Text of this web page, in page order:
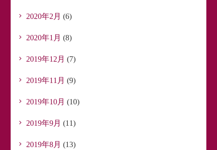
2020年2月 (6)
2020年1月 (8)
2019年12月 (7)
2019年11月 (9)
2019年10月 (10)
2019年9月 (11)
2019年8月 (13)